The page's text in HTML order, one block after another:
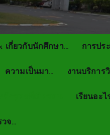
เกี่ยวกับนักศึกษา… การปร
ความเป็นมา… งานบริการ
เรียนอะ
วจ…